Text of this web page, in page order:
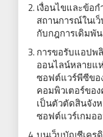
เงื่อนไขและข้อ
สถานการณ์ในเ
กับกฎการเดิมพั
การขอรับแอปพ
ออนไลน์หลายแ
ซอฟต์แวร์พีซีข
คอมพิวเตอร์ขอ
เป็นตัวตัดสินจัง
ซอฟต์แวร์เกมอ